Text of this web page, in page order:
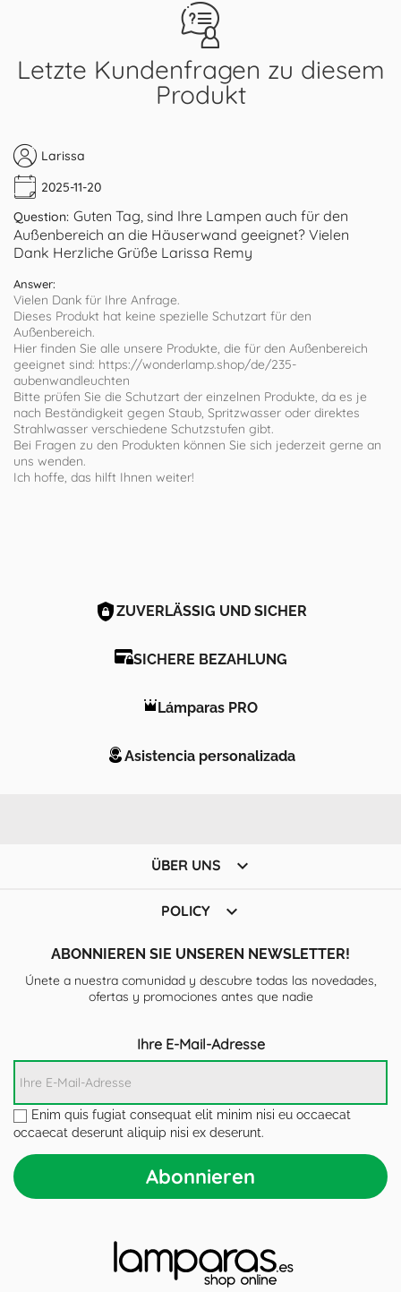
Letzte Kundenfragen zu diesem
Produkt
Larissa
2025-11-20
Question: Guten Tag, sind Ihre Lampen auch für den
Außenbereich an die Häuserwand geeignet? Vielen
Dank Herzliche Grüße Larissa Remy
Answer:
Vielen Dank für Ihre Anfrage.
Dieses Produkt hat keine spezielle Schutzart für den
Außenbereich.
Hier finden Sie alle unsere Produkte, die für den Außenbereich
geeignet sind: https://wonderlamp.shop/de/235-
aubenwandleuchten
Bitte prüfen Sie die Schutzart der einzelnen Produkte, da es je
nach Beständigkeit gegen Staub, Spritzwasser oder direktes
Strahlwasser verschiedene Schutzstufen gibt.
Bei Fragen zu den Produkten können Sie sich jederzeit gerne an
uns wenden.
Ich hoffe, das hilft Ihnen weiter!
ZUVERLÄSSIG UND SICHER
SICHERE BEZAHLUNG
Lámparas PRO
Asistencia personalizada
ÜBER UNS 
POLICY 
ABONNIEREN SIE UNSEREN NEWSLETTER!
Únete a nuestra comunidad y descubre todas las novedades,
ofertas y promociones antes que nadie
Ihre E-Mail-Adresse
Enim quis fugiat consequat elit minim nisi eu occaecat
occaecat deserunt aliquip nisi ex deserunt.